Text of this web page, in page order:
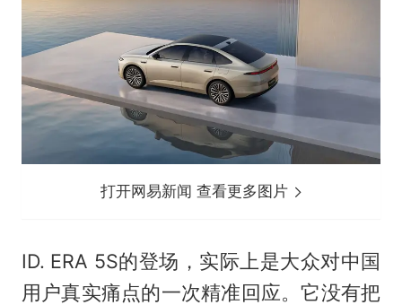
打开网易新闻 查看更多图片
ID. ERA 5S的登场，实际上是大众对中国
用户真实痛点的一次精准回应。它没有把